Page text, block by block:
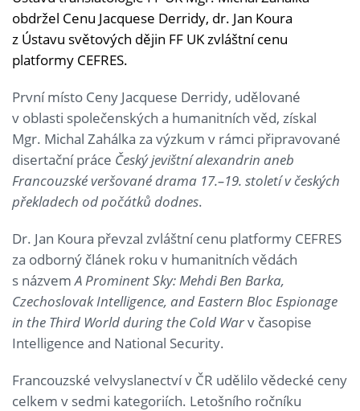
obdržel Cenu Jacquese Derridy, dr. Jan Koura
z Ústavu světových dějin FF UKzvláštní cenu
platformy CEFRES.
První místo Ceny Jacquese Derridy, udělované
v oblasti společenských a humanitních věd, získal
Mgr. Michal Zahálka za výzkum v rámci připravované
disertační práce Český jevištní alexandrin aneb
Francouzské veršované drama 17.–19. století v českých
překladech od počátků dodnes.
Dr. Jan Koura převzal zvláštní cenu platformy CEFRES
za odborný článek roku v humanitních vědách
s názvemA Prominent Sky: Mehdi Ben Barka,
Czechoslovak Intelligence, and Eastern Bloc Espionage
in the Third World during the Cold Warv časopise
Intelligence and National Security.
Francouzské velvyslanectví v ČR udělilo vědecké ceny
celkem v sedmi kategoriích. Letošního ročníku